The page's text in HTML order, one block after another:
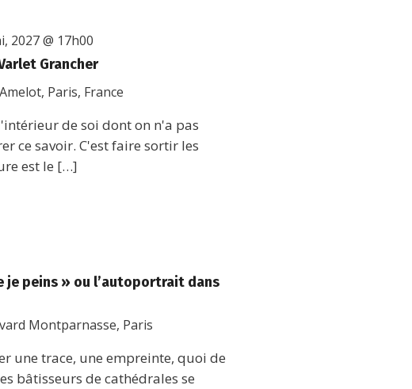
Grancher
2027 @ 17h00
Paris, France
de soi dont on n'a pas
ce savoir. C'est faire sortir les
est le […]
je peins » ou l’autoportrait dans
Montparnasse, Paris
une trace, une empreinte, quoi de
bâtisseurs de cathédrales se